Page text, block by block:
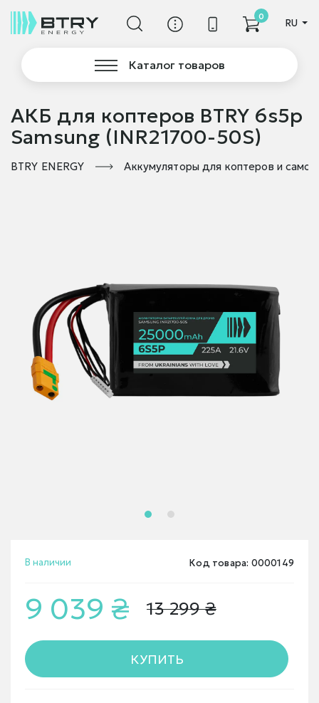
0
RU
Каталог товаров
АКБ для коптеров BTRY 6s5p
Samsung (INR21700-50S)
BTRY ENERGY Аккумуляторы для коптеров и
В наличии Код товара: 0000149
9 039 ₴ 13 299 ₴
КУПИТЬ